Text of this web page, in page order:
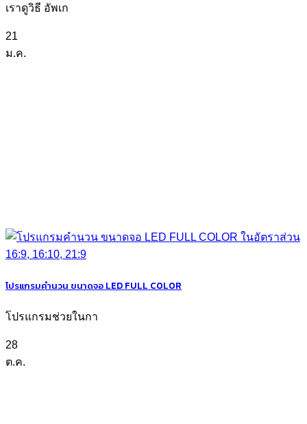
เราดูวิธี อัพเก
21
ม.ค.
โปรแกรมคำนวน ขนาดจอ LED FULL COLOR
โปรแกรมช่วยในกา
28
ต.ค.